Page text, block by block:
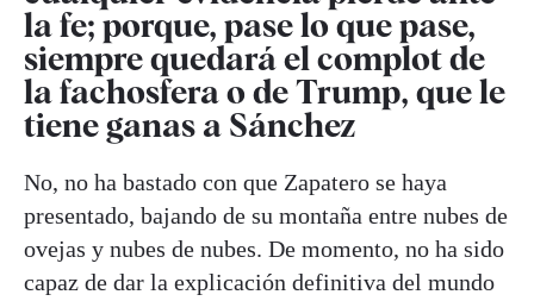
la fe; porque, pase lo que pase,
siempre quedará el complot de
la fachosfera o deTrump, que le
tiene ganas a Sánchez
No, no ha bastado con que Zapatero se haya
presentado, bajando de su montaña entre nubes de
ovejas y nubes de nubes. De momento, no ha sido
capaz de dar la explicación definitiva del mundo